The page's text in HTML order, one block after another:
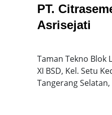
PT.
Asrisejati
Taman Tekno Blok
XI BSD, Kel. Setu
Tangerang